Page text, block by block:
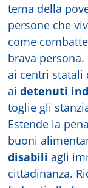
tema della
persone che
come
brava persona.
ai centri statali
aidetenuti
toglie gli
Estende la
buoni
disabiliagli
cittadinanza.